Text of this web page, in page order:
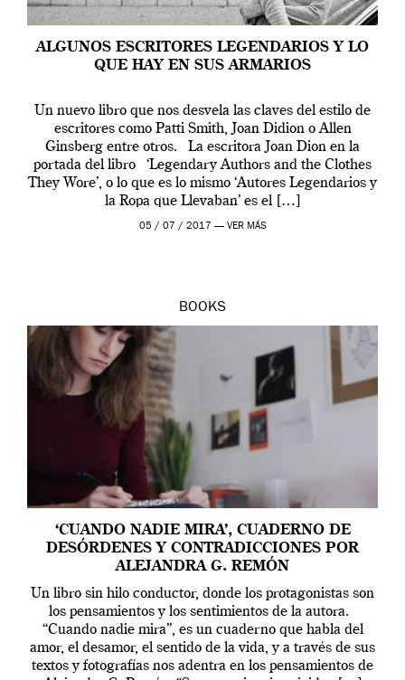
ALGUNOS ESCRITORES LEGENDARIOS Y LO
QUE HAY EN SUS ARMARIOS
Un nuevo libro que nos desvela las claves del estilo de
escritores como Patti Smith, Joan Didion o Allen
Ginsberg entre otros. La escritora Joan Dion en la
portada del libro ‘Legendary Authors and the Clothes
They Wore’, o lo que es lo mismo ‘Autores Legendarios y
la Ropa que Llevaban’ es el […]
05 / 07 / 2017 — VER MÁS
BOOKS
‘CUANDO NADIE MIRA’, CUADERNO DE
DESÓRDENES Y CONTRADICCIONES POR
ALEJANDRA G. REMÓN
Un libro sin hilo conductor, donde los protagonistas son
los pensamientos y los sentimientos de la autora.
“Cuando nadie mira”, es un cuaderno que habla del
amor, el desamor, el sentido de la vida, y a través de sus
textos y fotografías nos adentra en los pensamientos de